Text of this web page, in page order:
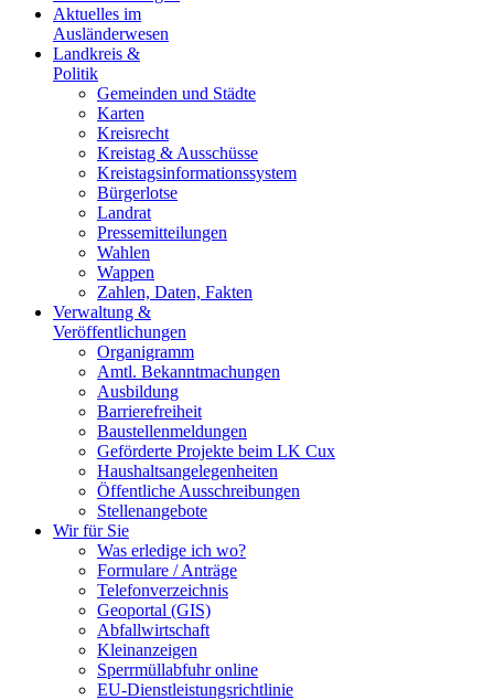
Aktuelles im
Ausländerwesen
Landkreis &
Politik
Gemeinden und Städte
Karten
Kreisrecht
Kreistag & Ausschüsse
Kreistagsinformationssystem
Bürgerlotse
Landrat
Pressemitteilungen
Wahlen
Wappen
Zahlen, Daten, Fakten
Verwaltung &
Veröffentlichungen
Organigramm
Amtl. Bekanntmachungen
Ausbildung
Barrierefreiheit
Baustellenmeldungen
Geförderte Projekte beim LK Cux
Haushaltsangelegenheiten
Öffentliche Ausschreibungen
Stellenangebote
Wir für Sie
Was erledige ich wo?
Formulare / Anträge
Telefonverzeichnis
Geoportal (GIS)
Abfallwirtschaft
Kleinanzeigen
Sperrmüllabfuhr online
EU-Dienstleistungsrichtlinie